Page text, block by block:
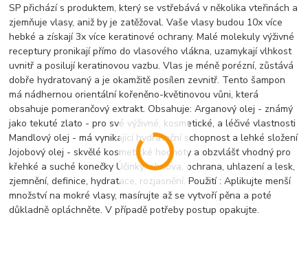
SP přichází s produktem, který se vstřebává v několika vteřinách a
zjemňuje vlasy, aniž by je zatěžoval. Vaše vlasy budou 10x více
hebké a získají 3x více keratinové ochrany. Malé molekuly výživné
receptury pronikají přímo do vlasového vlákna, uzamykají vlhkost
uvnitř a posilují keratinovou vazbu. Vlas je méně porézní, zůstává
dobře hydratovaný a je okamžitě posílen zevnitř. Tento šampon
má nádhernou orientální kořeněno-květinovou vůni, která
obsahuje pomerančový extrakt. Obsahuje: Arganový olej - známý
jako tekuté zlato - pro své výživné, kosmetické, a léčivé vlastnosti
Mandlový olej - má vynikající hydratační schopnost a lehké složení
Jojobový olej - skvělé kosmetické hodnoty a obzvlášť vhodný pro
křehké a suché konečky Účinky: obnova, ochrana, uhlazení a lesk,
zjemnění, definice, hydratace, rozjasnění. Použití : Aplikujte menší
množství na mokré vlasy, masírujte až se vytvoří pěna a poté
důkladně opláchněte. V případě potřeby postup opakujte.